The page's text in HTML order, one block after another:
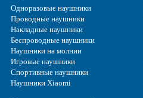
Одноразовые наушники
Проводные наушники
Накладные наушники
Беспроводные наушники
Наушники на молнии
Игровые наушники
Спортивные наушники
Наушники Xiaomi